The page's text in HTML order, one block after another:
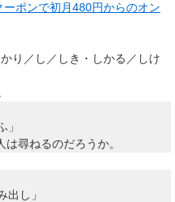
ポンで初月480円からのオン
り／し／しき・しかる／しけ
」
尋ねるのだろうか。
出し」